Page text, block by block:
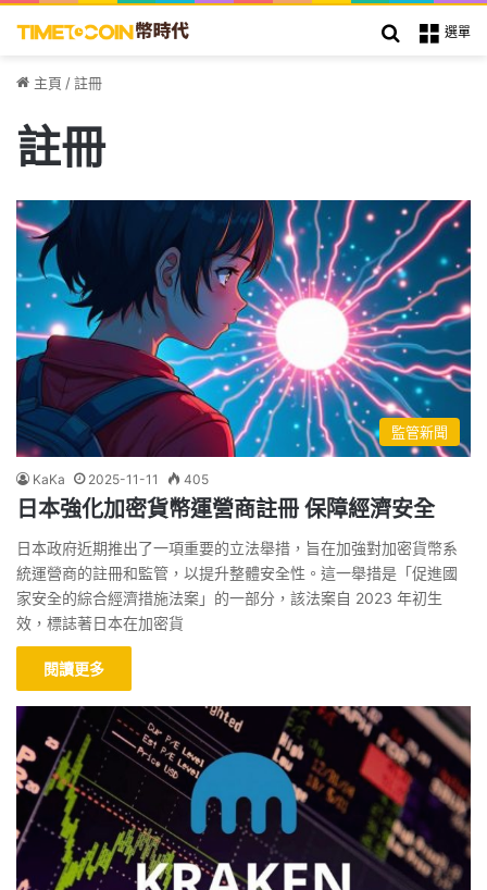
選單
搜索
主頁 /註冊
註冊
監管新聞
KaKa 2025-11-11 405
日本強化加密貨幣運營商註冊 保障經濟安全
日本政府近期推出了一項重要的立法舉措，旨在加強對加密貨幣系
統運營商的註冊和監管，以提升整體安全性。這一舉措是「促進國
家安全的綜合經濟措施法案」的一部分，該法案自 2023 年初生
效，標誌著日本在加密貨
閱讀更多